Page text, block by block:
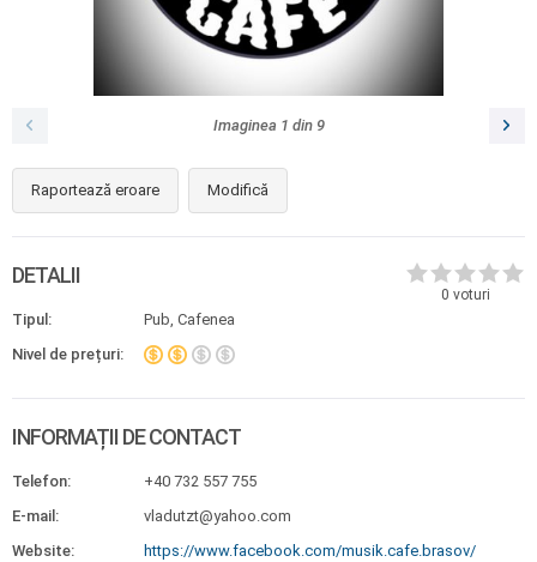
Imaginea 1 din 9
Raportează eroare Modifică
0 voturi
DETALII
Tipul:
Pub, Cafenea
Nivel de prețuri:
INFORMAȚII DE CONTACT
Telefon:
+40 732 557 755
E-mail:
vladutzt@yahoo.com
Website:
https://www.facebook.com/musik.cafe.brasov/